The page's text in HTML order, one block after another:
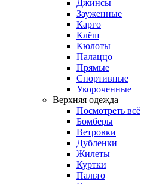
Джинсы
Зауженные
Карго
Клёш
Кюлоты
Палаццо
Прямые
Спортивные
Укороченные
Верхняя одежда
Посмотреть всё
Бомберы
Ветровки
Дубленки
Жилеты
Куртки
Пальто